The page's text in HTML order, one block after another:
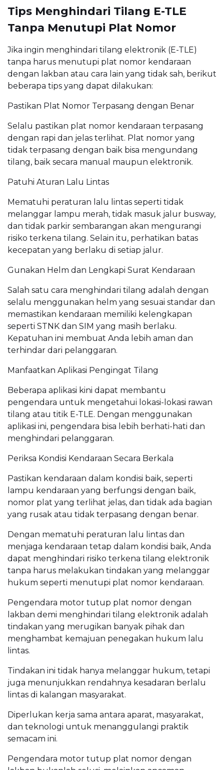
Tips Menghindari Tilang E-TLE
Tanpa Menutupi Plat Nomor
Jika ingin menghindari tilang elektronik (E-TLE)
tanpa harus menutupi plat nomor kendaraan
dengan lakban atau cara lain yang tidak sah, berikut
beberapa tips yang dapat dilakukan:
Pastikan Plat Nomor Terpasang dengan Benar
Selalu pastikan plat nomor kendaraan terpasang
dengan rapi dan jelas terlihat. Plat nomor yang
tidak terpasang dengan baik bisa mengundang
tilang, baik secara manual maupun elektronik.
Patuhi Aturan Lalu Lintas
Mematuhi peraturan lalu lintas seperti tidak
melanggar lampu merah, tidak masuk jalur busway,
dan tidak parkir sembarangan akan mengurangi
risiko terkena tilang. Selain itu, perhatikan batas
kecepatan yang berlaku di setiap jalur.
Gunakan Helm dan Lengkapi Surat Kendaraan
Salah satu cara menghindari tilang adalah dengan
selalu menggunakan helm yang sesuai standar dan
memastikan kendaraan memiliki kelengkapan
seperti STNK dan SIM yang masih berlaku.
Kepatuhan ini membuat Anda lebih aman dan
terhindar dari pelanggaran.
Manfaatkan Aplikasi Pengingat Tilang
Beberapa aplikasi kini dapat membantu
pengendara untuk mengetahui lokasi-lokasi rawan
tilang atau titik E-TLE. Dengan menggunakan
aplikasi ini, pengendara bisa lebih berhati-hati dan
menghindari pelanggaran.
Periksa Kondisi Kendaraan Secara Berkala
Pastikan kendaraan dalam kondisi baik, seperti
lampu kendaraan yang berfungsi dengan baik,
nomor plat yang terlihat jelas, dan tidak ada bagian
yang rusak atau tidak terpasang dengan benar.
Dengan mematuhi peraturan lalu lintas dan
menjaga kendaraan tetap dalam kondisi baik, Anda
dapat menghindari risiko terkena tilang elektronik
tanpa harus melakukan tindakan yang melanggar
hukum seperti menutupi plat nomor kendaraan.
Pengendara motor tutup plat nomor dengan
lakban demi menghindari tilang elektronik adalah
tindakan yang merugikan banyak pihak dan
menghambat kemajuan penegakan hukum lalu
lintas.
Tindakan ini tidak hanya melanggar hukum, tetapi
juga menunjukkan rendahnya kesadaran berlalu
lintas di kalangan masyarakat.
Diperlukan kerja sama antara aparat, masyarakat,
dan teknologi untuk menanggulangi praktik
semacam ini.
Pengendara motor tutup plat nomor dengan